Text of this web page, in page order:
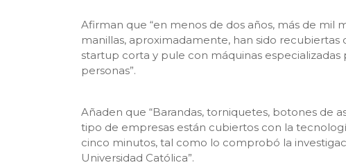
Afirman que “en menos de dos años, más de mil
manillas, aproximadamente, han sido recubiertas
startup corta y pule con máquinas especializadas
personas”.
Añaden que “Barandas, torniquetes, botones de
tipo de empresas están cubiertos con la
cinco minutos, tal como lo comprobó la
Universidad Católica”.